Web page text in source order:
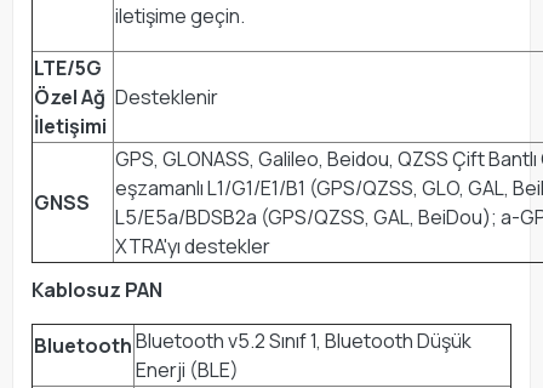
iletişime geçin.
LTE/5G
Özel Ağ
İletişimi
Desteklenir
GNSS
GPS, GLONASS, Galileo, Beidou, QZSS Çift
eşzamanlı L1/G1/E1/B1 (GPS/QZSS, GLO, GAL,
L5/E5a/BDSB2a (GPS/QZSS, GAL, BeiDou); a-
XTRA'yı destekler
Kablosuz PAN
BluetoothBluetooth v5.2 Sınıf 1, Bluetooth Düşük
Enerji (BLE)